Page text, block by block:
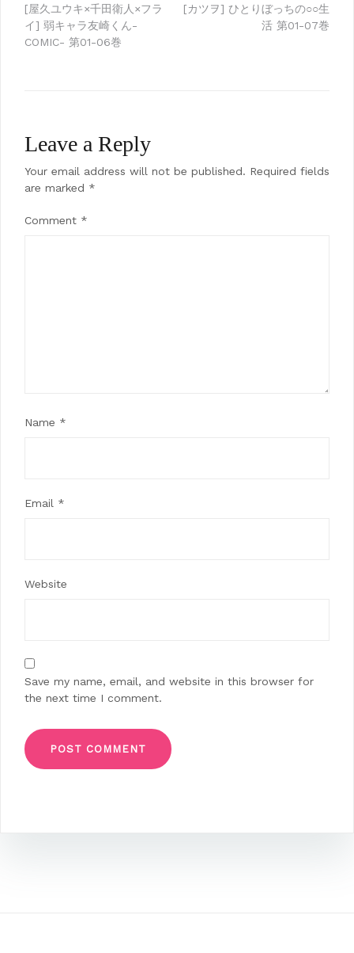
Post
navigation
[屋久ユウキ×千田衛人×フラ
イ] 弱キャラ友崎くん-
COMIC- 第01-06巻
[カツヲ] ひとりぼっちの○○生
活 第01-07巻
Leave a Reply
Your email address will not be published. Required fields
are marked *
Comment *
Name *
Email *
Website
Save my name, email, and website in this browser for
the next time I comment.